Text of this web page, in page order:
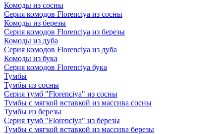
Комоды из сосны
Серия комодов Florenciya из сосны
Комоды из березы
Серия комодов Florenciya из березы
Комоды из дуба
Серия комодов Florenciya из дуба
Комоды из бука
Серия комодов Florenciya бука
Тумбы
Тумбы из сосны
Серия тумб "Florenciya" из сосны
Тумбы с мягкой вставкой из массива сосны
Тумбы из березы
Серия тумб "Florenciya" из березы
Тумбы с мягкой вставкой из массива березы